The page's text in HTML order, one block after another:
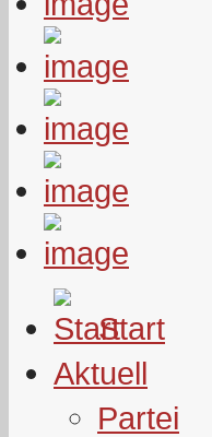
Start
Aktuell
Partei